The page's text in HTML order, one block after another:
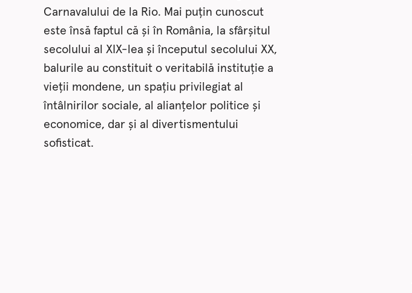
Carnavalului de la Rio. Mai puțin cunoscut
este însă faptul că și în România, la sfârșitul
secolului al XIX-lea și începutul secolului XX,
balurile au constituit o veritabilă instituție a
vieții mondene, un spațiu privilegiat al
întâlnirilor sociale, al alianțelor politice și
economice, dar și al divertismentului
sofisticat.